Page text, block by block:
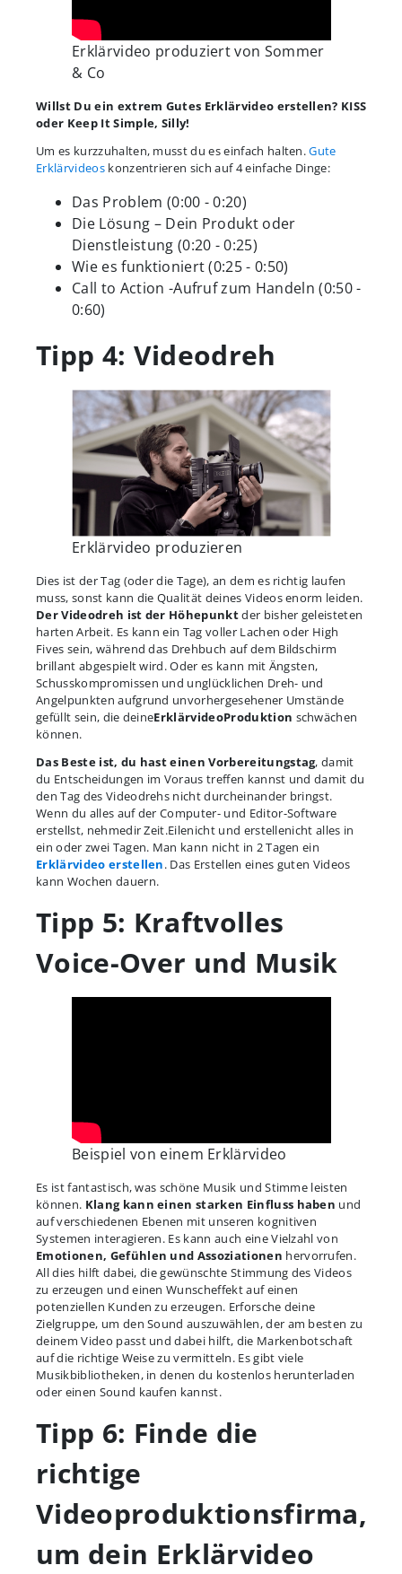
Erklärvideo produziert von Sommer
& Co
Willst Du ein extrem Gutes Erklärvideo erstellen? KISS
oder Keep It Simple, Silly!
Um es kurzzuhalten, musst du es einfach halten.Gute
Erklärvideoskonzentrieren sich auf 4 einfache Dinge:
Das Problem (0:00 - 0:20)
Die Lösung – Dein Produkt oder
Dienstleistung (0:20 - 0:25)
Wie es funktioniert (0:25 - 0:50)
Call to Action -Aufruf zum Handeln (0:50 -
0:60)
Tipp 4: Videodreh
Erklärvideo produzieren
Dies ist der Tag (oder die Tage), an dem es richtig laufen
muss, sonst kann die Qualität deines Videos enorm leiden.
Der Videodreh ist der Höhepunktder bisher geleisteten
harten Arbeit. Es kann ein Tag voller Lachen oder High
Fives sein, während das Drehbuch auf dem Bildschirm
brillant abgespielt wird. Oder es kann mit Ängsten,
Schusskompromissen und unglücklichen Dreh- und
Angelpunkten aufgrund unvorhergesehener Umstände
gefüllt sein, die deineErklärvideoProduktion schwächen
können.
Das Beste ist, du hast einen Vorbereitungstag, damit
du Entscheidungen im Voraus treffen kannst und damit du
den Tag des Videodrehs nicht durcheinander bringst.
Wenn du alles auf der Computer- und Editor-Software
erstellst, nehmedir Zeit.Eilenicht und erstellenicht alles in
ein oder zwei Tagen. Man kann nicht in 2 Tagen ein
Erklärvideo erstellen. Das Erstellen eines guten Videos
kann Wochen dauern.
Tipp 5: Kraftvolles
Voice-Over und Musik
Beispiel von einem Erklärvideo
Es ist fantastisch, was schöne Musik und Stimme leisten
können. Klang kann einen starken Einfluss haben und
auf verschiedenen Ebenen mit unseren kognitiven
Systemen interagieren. Es kann auch eine Vielzahl von
Emotionen, Gefühlen und Assoziationen hervorrufen.
All dies hilft dabei, die gewünschte Stimmung des Videos
zu erzeugen und einen Wunscheffekt auf einen
potenziellen Kunden zu erzeugen. Erforsche deine
Zielgruppe, um den Sound auszuwählen, der am besten zu
deinem Video passt und dabei hilft, die Markenbotschaft
auf die richtige Weise zu vermitteln. Es gibt viele
Musikbibliotheken, in denen du kostenlos herunterladen
oder einen Sound kaufen kannst.
Tipp 6: Finde die
richtige
Videoproduktionsfirma,
um dein Erklärvideo